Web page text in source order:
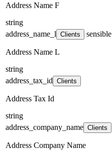
Address Name F
string
address_name_l Clients sensible
Address Name L
string
address_tax_id Clients
Address Tax Id
string
address_company_name Clients
Address Company Name